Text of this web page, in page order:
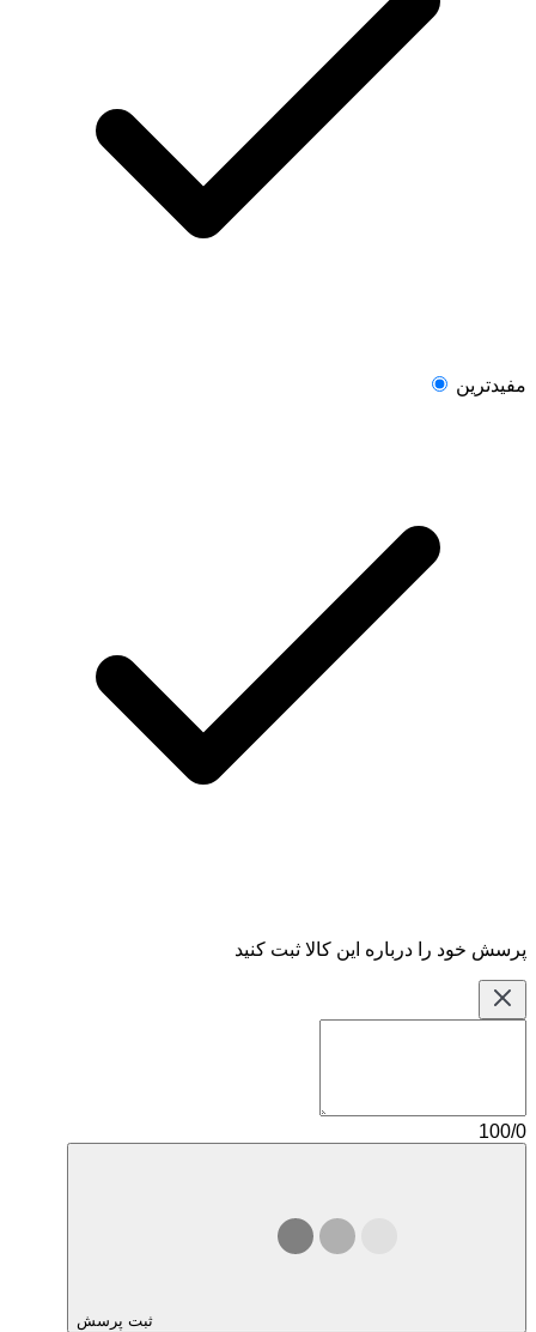
مفیدترین
پرسش خود را درباره این کالا ثبت کنید
100/0
ثبت پرسش